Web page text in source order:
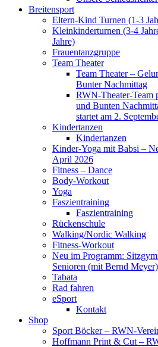
Breitensport
Eltern-Kind Turnen (1-3
Kleinkinderturnen (3-4
Jahre)
Frauentanzgruppe
Team Theater
Team Theater –
Bunter Nachmittag
RWN-Theater-Team
und Bunten
startet am 2.
Kindertanzen
Kindertanzen
Kinder-Yoga mit Babsi –
April 2026
Fitness – Dance
Body-Workout
Yoga
Faszientraining
Faszientraining
Rückenschule
Walking/Nordic Walking
Fitness-Workout
Neu im Programm:
Senioren (mit Bernd Meyer)
Tabata
Rad fahren
eSport
Kontakt
Shop
Sport Böcker – RWN-
Hoffmann Print & Cut –